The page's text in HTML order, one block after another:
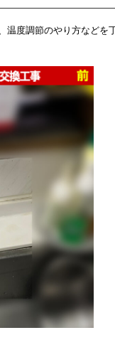
温度調節のやり方などを